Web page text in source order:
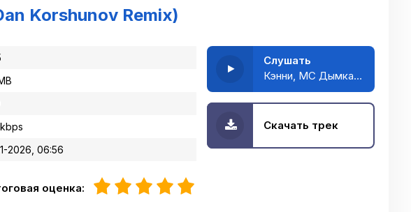
Korshunov Remix)
2026, 06:56
оценка:
Слушать
Кэнни, МС Дымка - Ворона (Dan Korshunov Remix)
Скачать трек